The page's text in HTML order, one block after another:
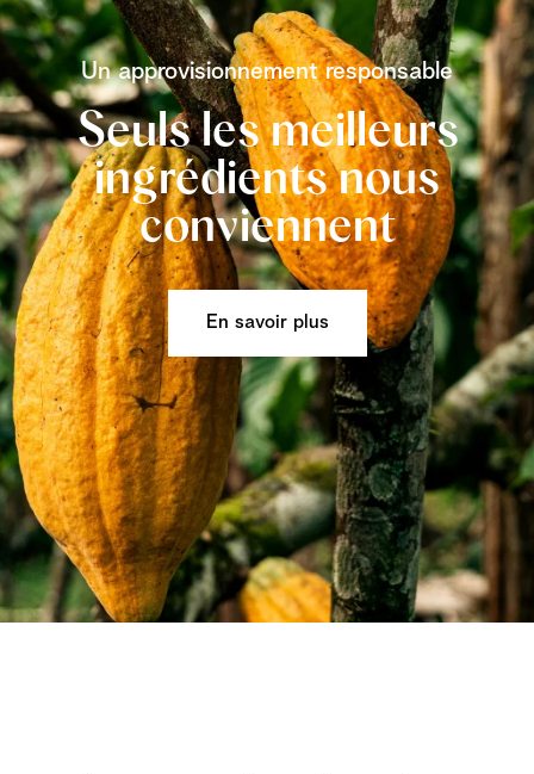
Un approvisionnement responsable
Seuls les meilleurs
ingrédients nous
conviennent
En savoir plus